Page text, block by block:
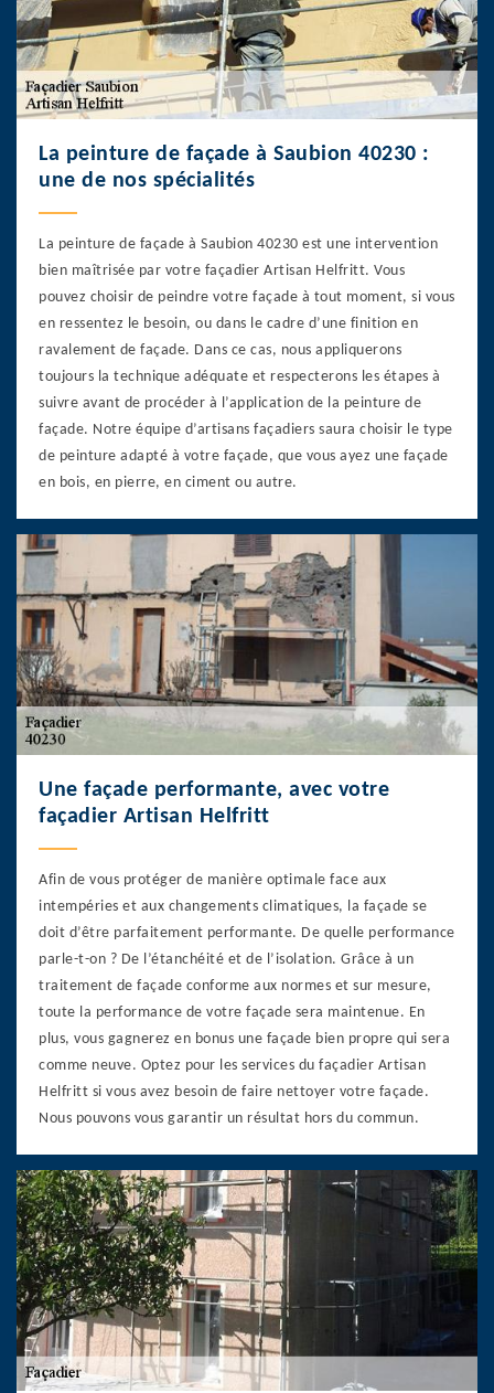
La peinture de façade à Saubion 40230 :
une de nos spécialités
La peinture de façade à Saubion 40230 est une intervention
bien maîtrisée par votre façadier Artisan Helfritt. Vous
pouvez choisir de peindre votre façade à tout moment, si vous
en ressentez le besoin, ou dans le cadre d’une finition en
ravalement de façade. Dans ce cas, nous appliquerons
toujours la technique adéquate et respecterons les étapes à
suivre avant de procéder à l’application de la peinture de
façade. Notre équipe d’artisans façadiers saura choisir le type
de peinture adapté à votre façade, que vous ayez une façade
en bois, en pierre, en ciment ou autre.
Une façade performante, avec votre
façadier Artisan Helfritt
Afin de vous protéger de manière optimale face aux
intempéries et aux changements climatiques, la façade se
doit d’être parfaitement performante. De quelle performance
parle-t-on ? De l’étanchéité et de l’isolation. Grâce à un
traitement de façade conforme aux normes et sur mesure,
toute la performance de votre façade sera maintenue. En
plus, vous gagnerez en bonus une façade bien propre qui sera
comme neuve. Optez pour les services du façadier Artisan
Helfritt si vous avez besoin de faire nettoyer votre façade.
Nous pouvons vous garantir un résultat hors du commun.